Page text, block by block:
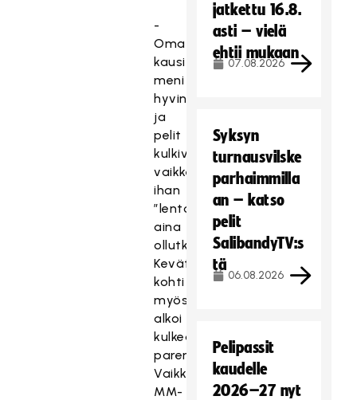
-
Oma
kausi
meni
hyvin,
ja
pelit
kulkivat,
vaikkei
ihan
”lentokelejä”
aina
ollutkaan.
Kevättä
kohti
myös
alkoi
kulkea
paremmin.
Vaikka
MM-
jatkettu 16.8.
asti – vielä
ehtii mukaan
07.08.2026
Syksyn
turnausvilske
parhaimmilla
an – katso
pelit
SalibandyTV:s
tä
06.08.2026
Pelipassit
kaudelle
2026–27 nyt